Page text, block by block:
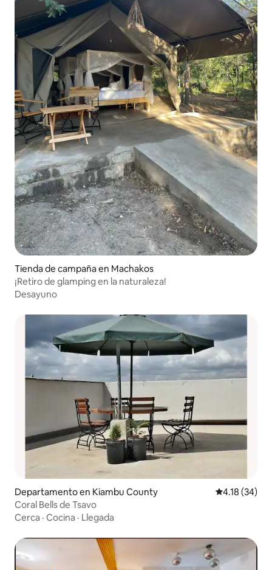
Tienda de campaña en Machakos
¡Retiro de glamping en la naturaleza!
Desayuno
Departamento en Kiambu County Calificación
4.18 (34)
Coral Bells de Tsavo
Cerca · Cocina · Llegada